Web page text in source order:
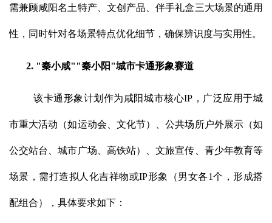
需兼顾咸阳名土特产、文创产品、伴手礼盒三大场景的通用
性，同时针对各场景特点优化细节，确保辨识度与实用性。
2. "秦小咸""秦小阳"城市卡通形象赛道
该卡通形象计划作为咸阳城市核心IP，广泛应用于城
市重大活动（如运动会、文化节）、公共场所户外展示（如
公交站台、城市广场、高铁站）、文旅宣传、青少年教育等
场景，需打造拟人化吉祥物或IP形象（男女各1个，形成搭
配组合），具体要求如下：